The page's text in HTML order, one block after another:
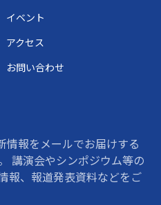
イベント
アクセス
お問い合わせ
情報をメールでお届けする
講演会やシンポジウム等の
報、報道発表資料などをご